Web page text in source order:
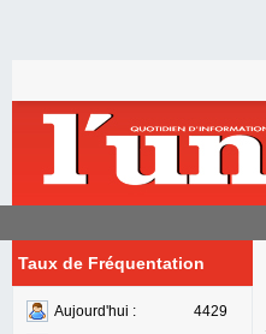
Taux de Fréquentation
Aujourd'hui :
4429